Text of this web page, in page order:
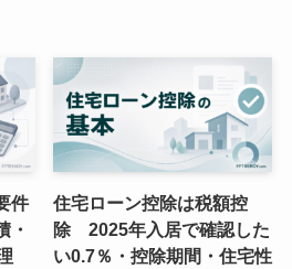
件
・
住宅ローン控除は税額控
除 2025年入居で確認した
い0.7％・控除期間・住宅性